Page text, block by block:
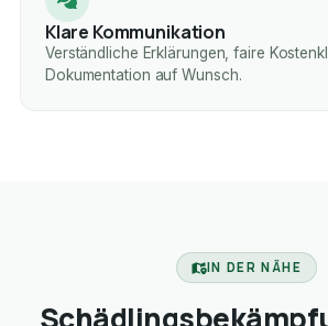
Klare Kommunikation
Verständliche Erklärungen, faire
Dokumentation auf Wunsch.
IN DER NÄHE